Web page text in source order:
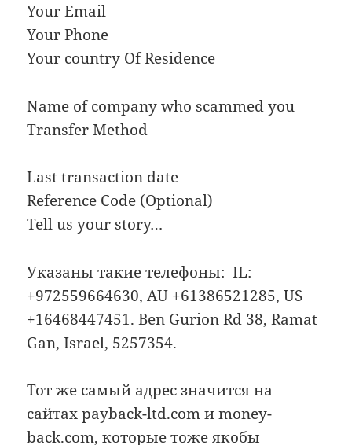
Your Email
Your Phone
Your country Of Residence
Name of company who scammed you
Transfer Method
Last transaction date
Reference Code (Optional)
Tell us your story…
Указаны такие телефоны: IL:
+972559664630, AU +61386521285, US
+16468447451. Ben Gurion Rd 38, Ramat
Gan, Israel, 5257354.
Тот же самый адрес значится на
сайтах payback-ltd.com и money-
back.com, которые тоже якобы